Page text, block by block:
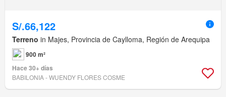
S/.66,122
Terreno in Majes, Provincia de Caylloma, Región de Arequipa
900 m²
Hace 30+ días
BABILONIA - WUENDY FLORES COSME